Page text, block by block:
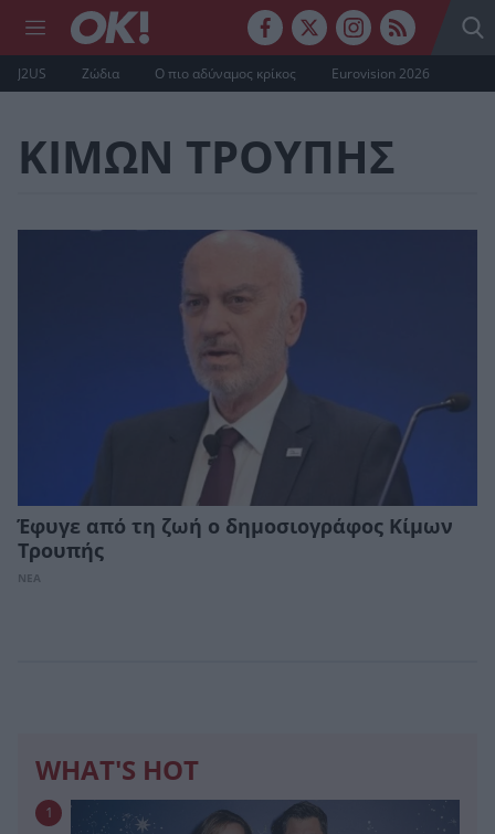
J2US Ζώδια Ο πιο αδύναμος κρίκος Eurovision 2026
ΚΙΜΩΝ ΤΡΟΥΠΗΣ
Έφυγε από τη ζωή o δημοσιογράφος Κίμων
Τρουπής
ΝΕΑ
WHAT'S HOT
1